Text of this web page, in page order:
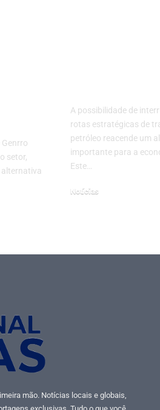
Genrro
setor,
A possibilidade de
rotas estratégicas de
petróleo reacende um
importante para a
Este…
Notícias
mão. Notícias locais e globais,